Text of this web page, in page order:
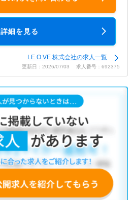
詳細を見る
LE.O.VE 株式会社の求人一覧
更新日：2026/07/03 求人番号：692375